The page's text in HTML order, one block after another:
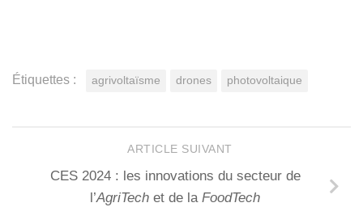
Étiquettes : agrivoltaïsme drones photovoltaique
ARTICLE SUIVANT
CES 2024 : les innovations du secteur de
l’AgriTech et de la FoodTech